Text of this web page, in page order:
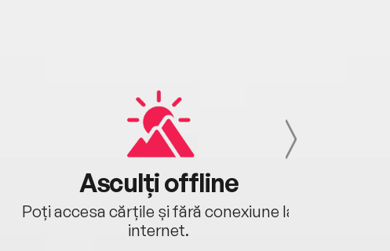
Asculți offline
Poți accesa cărțile și fără conexiune la
internet.